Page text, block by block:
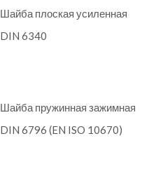
Шайба плоская усиленная
DIN 6340
Шайба пружинная зажимная
DIN 6796 (EN ISO 10670)